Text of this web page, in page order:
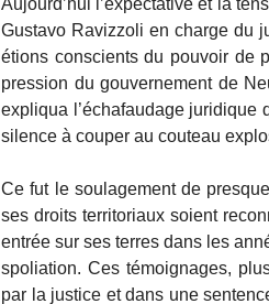
Gustavo Ravizzoli en charge du
étions conscients du pouvoir de
pression du gouvernement de
expliqua l’échafaudage juridique
silence à couper au couteau
Ce fut le soulagement de
ses droits territoriaux soient
entrée sur ses terres dans les
spoliation. Ces témoignages,
par la justice et dans une